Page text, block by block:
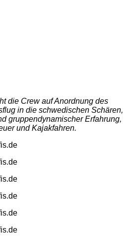
die Crew auf Anordnung des
in die schwedischen Schären,
gruppendynamischer Erfahrung,
und Kajakfahren.